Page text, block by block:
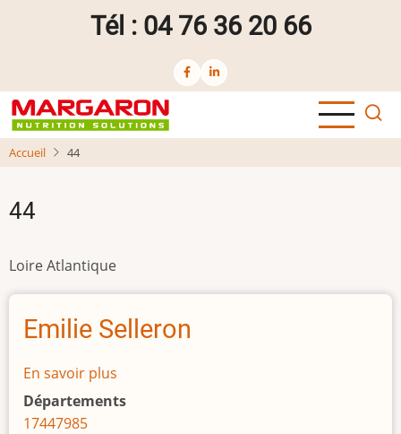
Tél : 04 76 36 20 66
Accueil 44
44
Loire Atlantique
Emilie Selleron
En savoir plus
Emilie
Départements
17447985